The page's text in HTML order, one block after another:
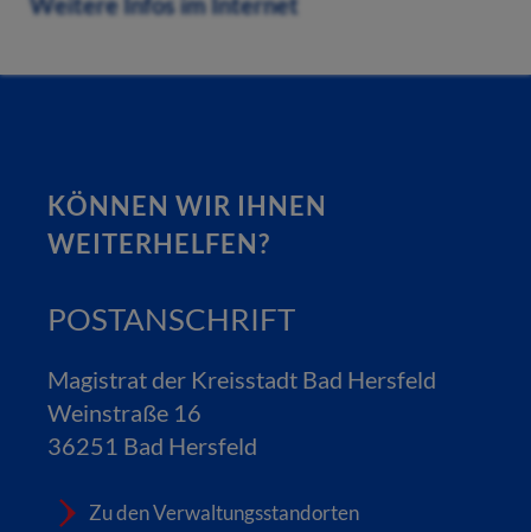
KÖNNEN WIR IHNEN
WEITERHELFEN?
POSTANSCHRIFT
Magistrat der Kreisstadt Bad Hersfeld
Weinstraße 16
36251 Bad Hersfeld
Zu den Verwaltungsstandorten